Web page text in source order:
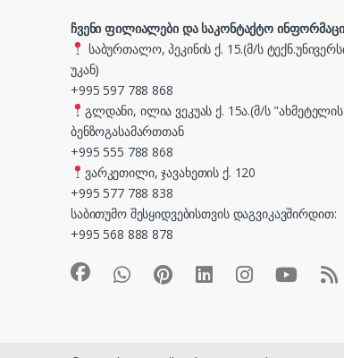
ჩვენი ფილიალები და საკონტაქტო
საბურთალო, პეკინის ქ. 15.(მ/ს
უკან)
+995 597 788 868
გლდანი, ილია ვეკუას ქ. 15ა.(მ/ს
ბენზოგასამართთან
+995 555 788 868
ვარკეთილი, ჯავახეთის ქ. 120
+995 577 788 838
საბითუმო შესყიდვებისთვის დაგვიკავშირდით:
+995 568 888 878